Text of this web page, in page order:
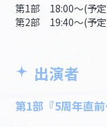
第1部 18:00～(予定)
第2部 19:40～(予定)
出演者
第1部『5周年直前